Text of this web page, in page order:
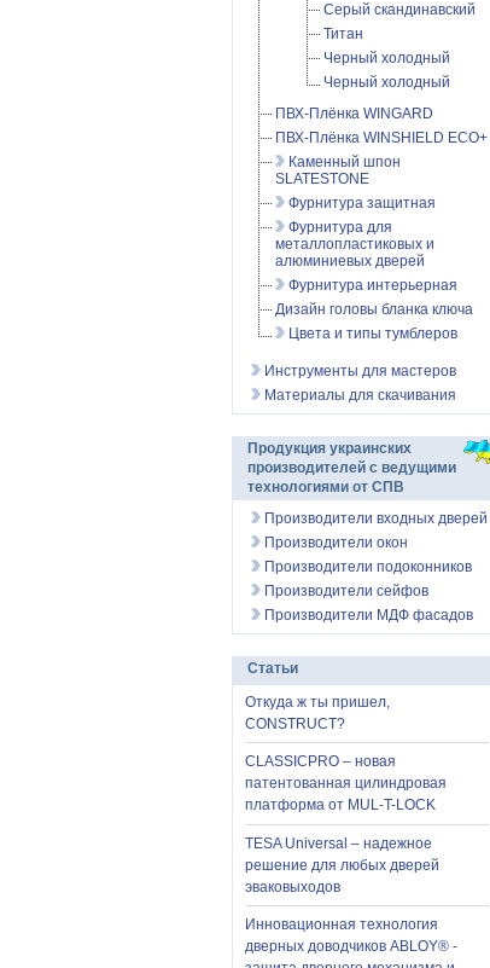
Серый скандинавский
Титан
Черный холодный
Черный холодный
ПВХ-Плёнка WINGARD
ПВХ-Плёнка WINSHIELD ECO+
Каменный шпон
SLATESTONE
Фурнитура защитная
Фурнитура для
металлопластиковых и
алюминиевых дверей
Фурнитура интерьерная
Дизайн головы бланка ключа
Цвета и типы тумблеров
Инструменты для мастеров
Материалы для скачивания
Продукция украинских
производителей с ведущими
технологиями от СПВ
Производители входных дверей
Производители окон
Производители подоконников
Производители сейфов
Производители МДФ фасадов
Статьи
Откуда ж ты пришел,
CONSTRUCT?
CLASSICPRO – новая
патентованная цилиндровая
платформа от MUL-T-LOCK
TESA Universal – надежное
решение для любых дверей
эваковыходов
Инновационная технология
дверных доводчиков ABLOY® -